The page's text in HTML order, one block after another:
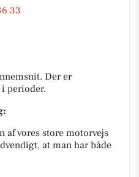
33
Der er
perioder.
af vores store motorvejs
at man har både